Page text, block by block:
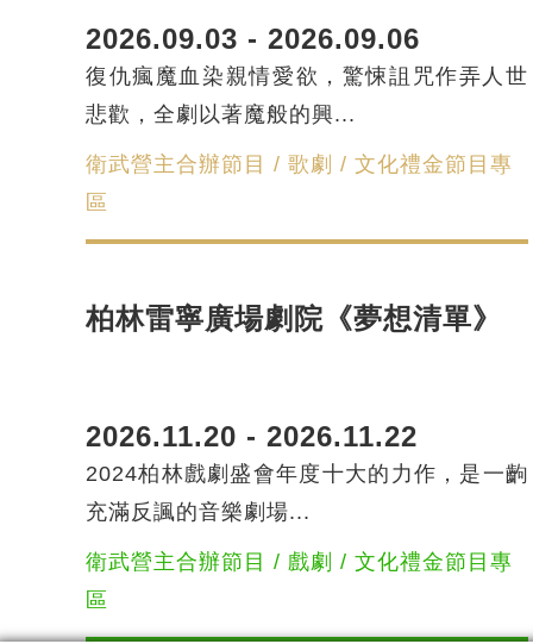
2026.09.03 - 2026.09.06
復仇瘋魔血染親情愛欲，驚悚詛咒作弄人世
悲歡，全劇以著魔般的興...
衛武營主合辦節目 / 歌劇 / 文化禮金節目專
區
柏林雷寧廣場劇院《夢想清單》